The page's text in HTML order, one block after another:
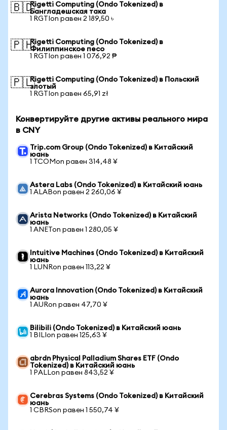
🇧🇩Rigetti Computing (Ondo Tokenized) в
Бангладешская така
1 RGTIon равен 2 189,50 ৳
🇵🇭Rigetti Computing (Ondo Tokenized) в
Филиппинское песо
1 RGTIon равен 1 076,92 ₱
🇵🇱Rigetti Computing (Ondo Tokenized) в Польский
злотый
1 RGTIon равен 65,91 zł
Конвертируйте другие активы реального мира
в CNY
Trip.com Group (Ondo Tokenized) в Китайский
юань
1 TCOMon равен 314,48 ¥
Astera Labs (Ondo Tokenized) в Китайский юань
1 ALABon равен 2 260,06 ¥
Arista Networks (Ondo Tokenized) в Китайский
юань
1 ANETon равен 1 280,05 ¥
Intuitive Machines (Ondo Tokenized) в Китайский
юань
1 LUNRon равен 113,22 ¥
Aurora Innovation (Ondo Tokenized) в Китайский
юань
1 AURon равен 47,70 ¥
Bilibili (Ondo Tokenized) в Китайский юань
1 BILIon равен 125,63 ¥
abrdn Physical Palladium Shares ETF (Ondo
Tokenized) в Китайский юань
1 PALLon равен 843,52 ¥
Cerebras Systems (Ondo Tokenized) в Китайский
юань
1 CBRSon равен 1 550,74 ¥